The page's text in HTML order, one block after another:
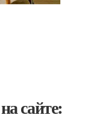
сайте: